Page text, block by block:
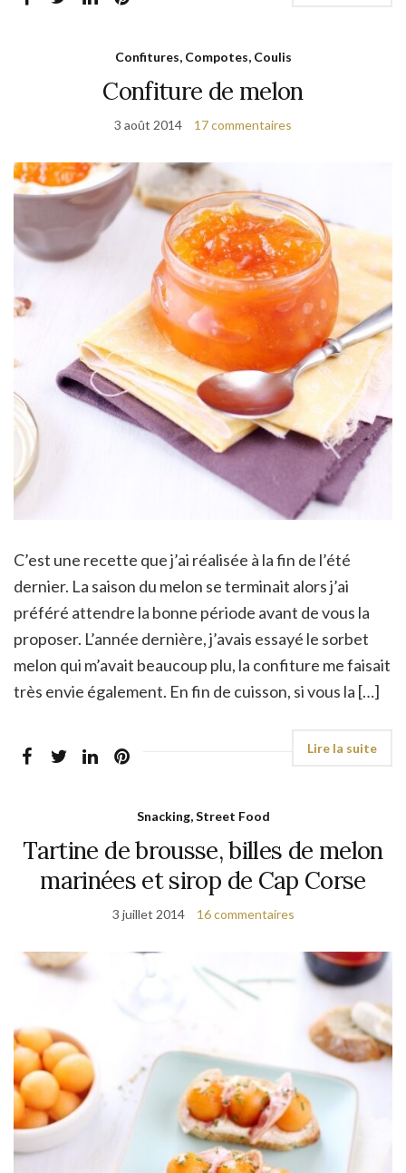
Confitures, Compotes, Coulis
Confiture de melon
3 août 2014 17 commentaires
C’est une recette que j’ai réalisée à la fin de l’été
dernier. La saison du melon se terminait alors j’ai
préféré attendre la bonne période avant de vous la
proposer. L’année dernière, j’avais essayé le sorbet
melon qui m’avait beaucoup plu, la confiture me faisait
très envie également. En fin de cuisson, si vous la […]
Snacking, Street Food
Tartine de brousse, billes de melon
marinées et sirop de Cap Corse
3 juillet 2014 16 commentaires